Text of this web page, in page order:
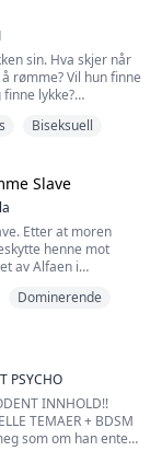
flokk uten å huske
sin. Hva skjer når
rømme? Vil hun finne
lykke?
vil finne sin make og
bestevenn med
de har holdt skjult.
Vil det
Biseksuell
Slave
Etter at moren
henne mot
av Alfaen i
i Svartelvflokken for
ha...
Dominerende
PSYCHO
INNHOLD!!
TEMAER + BDSM
som om han enten